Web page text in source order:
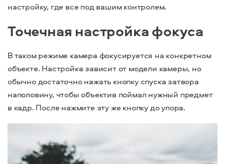
настройку, где все под вашим контролем.
Точечная настройка фокуса
В таком режиме камера фокусируется на конкретном
объекте. Настройка зависит от модели камеры, но
обычно достаточно нажать кнопку спуска затвора
наполовину, чтобы объектив поймал нужный предмет
в кадр. После нажмите эту же кнопку до упора.